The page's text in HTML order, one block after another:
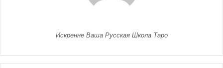
Искренне Ваша Русская Школа Таро